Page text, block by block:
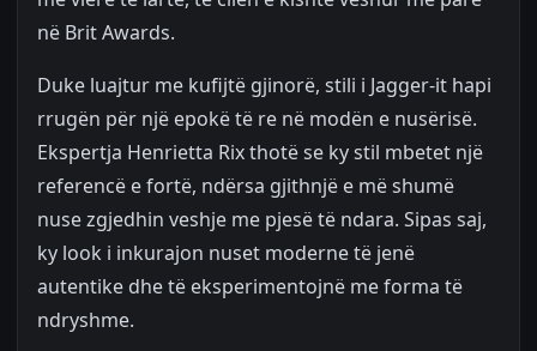
në Brit Awards.
Duke luajtur me kufijtë gjinorë, stili i Jagger-it hapi
rrugën për një epokë të re në modën e nusërisë.
Ekspertja Henrietta Rix thotë se ky stil mbetet një
referencë e fortë, ndërsa gjithnjë e më shumë
nuse zgjedhin veshje me pjesë të ndara. Sipas saj,
ky look i inkurajon nuset moderne të jenë
autentike dhe të eksperimentojnë me forma të
ndryshme.